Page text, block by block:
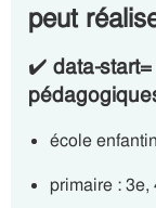
peut
✔️ data-
école
primaire : 3e,